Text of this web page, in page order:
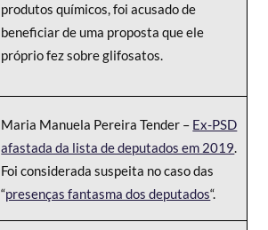
produtos químicos, foi acusado de
beneficiar de uma proposta que ele
próprio fez sobre glifosatos.
Maria Manuela Pereira Tender – Ex-PSD
afastada da lista de deputados em 2019.
Foi considerada suspeita no caso das
“presenças fantasma dos deputados“.